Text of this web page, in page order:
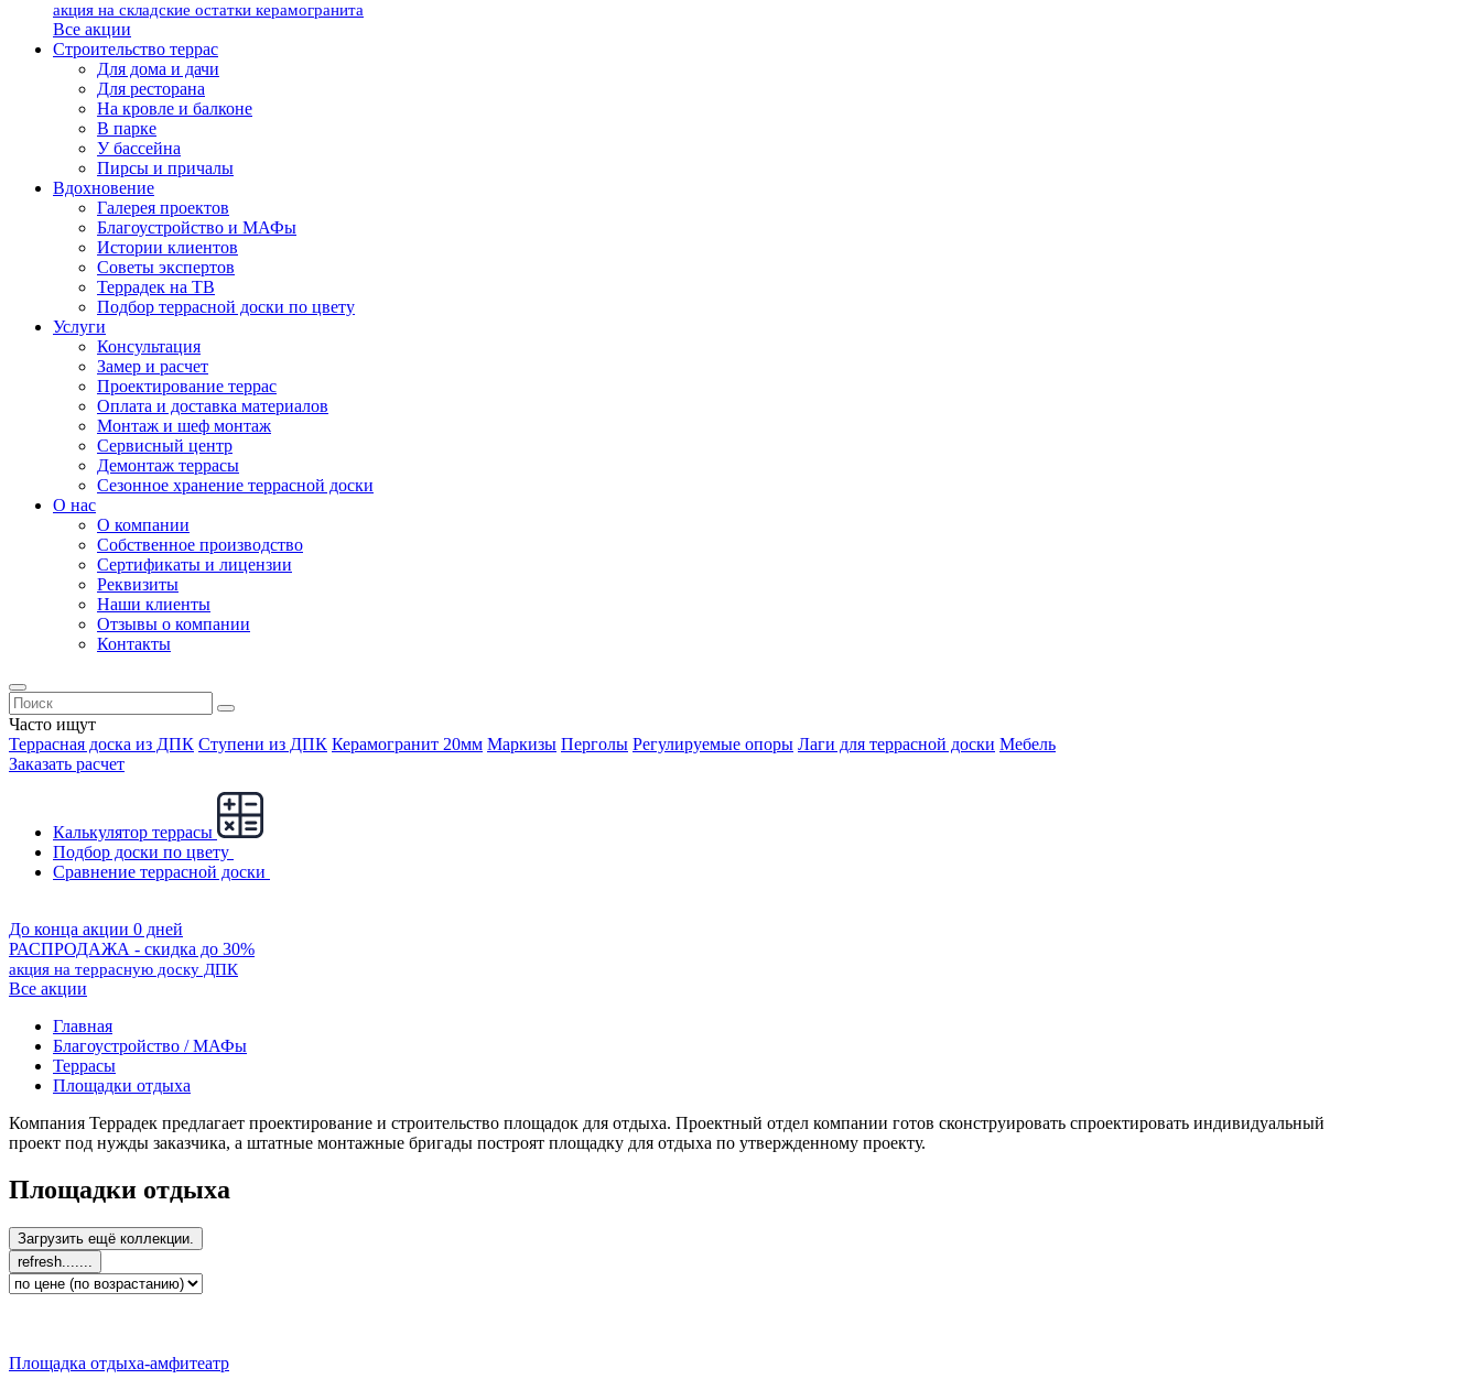
акция на складские остатки керамогранита
Все акции
Строительство террас
Для дома и дачи
Для ресторана
На кровле и балконе
В парке
У бассейна
Пирсы и причалы
Вдохновение
Галерея проектов
Благоустройство и МАФы
Истории клиентов
Советы экспертов
Террадек на ТВ
Подбор террасной доски по цвету
Услуги
Консультация
Замер и расчет
Проектирование террас
Оплата и доставка материалов
Монтаж и шеф монтаж
Сервисный центр
Демонтаж террасы
Сезонное хранение террасной доски
О нас
О компании
Собственное производство
Сертификаты и лицензии
Реквизиты
Наши клиенты
Отзывы о компании
Контакты
Часто ищут
Террасная доска из ДПК Ступени из ДПК Керамогранит 20мм Маркизы Перголы Регулируемые опоры Лаги для террасной доски Мебель
Заказать расчет
Калькулятор террасы
Подбор доски по цвету
Сравнение террасной доски
До конца акции 0 дней
РАСПРОДАЖА - скидка до 30%
акция на террасную доску ДПК
Все акции
Главная
Благоустройство / МАФы
Террасы
Площадки отдыха
Компания Террадек предлагает проектирование и строительство площадок для отдыха. Проектный отдел компании готов сконструировать спроектировать индивидуальный
проект под нужды заказчика, а штатные монтажные бригады построят площадку для отдыха по утвержденному проекту.
Площадки отдыха
Площадка отдыха-амфитеатр